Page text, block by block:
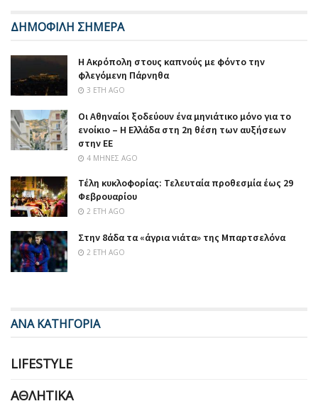
ΔΗΜΟΦΙΛΗ ΣΗΜΕΡΑ
Η Ακρόπολη στους καπνούς με φόντο την
φλεγόμενη Πάρνηθα
3 ΈΤΗ AGO
Οι Αθηναίοι ξοδεύουν ένα μηνιάτικο μόνο για το
ενοίκιο – Η Ελλάδα στη 2η θέση των αυξήσεων
στην ΕΕ
4 ΜΉΝΕΣ AGO
Τέλη κυκλοφορίας: Τελευταία προθεσμία έως 29
Φεβρουαρίου
2 ΈΤΗ AGO
Στην 8άδα τα «άγρια νιάτα» της Μπαρτσελόνα
2 ΈΤΗ AGO
ΑΝΑ ΚΑΤΗΓΟΡΙΑ
LIFESTYLE
ΑΘΛΗΤΙΚΆ